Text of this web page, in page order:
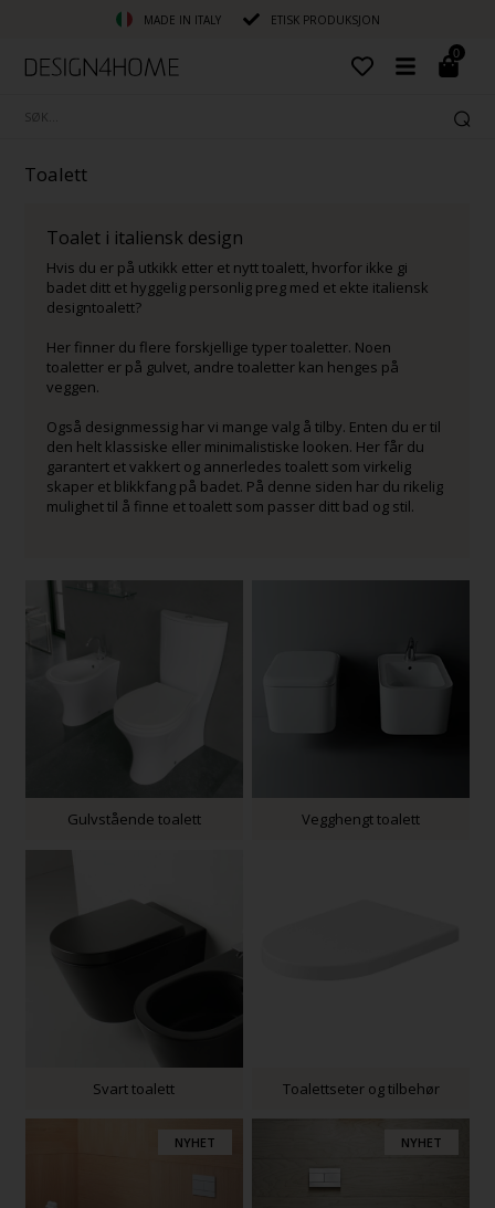
MADE IN ITALY ETISK PRODUKSJON
0
Toalett
Toalet i italiensk design
Hvis du er på utkikk etter et nytt toalett, hvorfor ikke gi
badet ditt et hyggelig personlig preg med et ekte italiensk
designtoalett?
Her finner du flere forskjellige typer toaletter. Noen
toaletter er på gulvet, andre toaletter kan henges på
veggen.
Også designmessig har vi mange valg å tilby. Enten du er til
den helt klassiske eller minimalistiske looken. Her får du
garantert et vakkert og annerledes toalett som virkelig
skaper et blikkfang på badet. På denne siden har du rikelig
mulighet til å finne et toalett som passer ditt bad og stil.
Gulvstående toalett Vegghengt toalett
Svart toalett Toalettseter og tilbehør
NYHET NYHET